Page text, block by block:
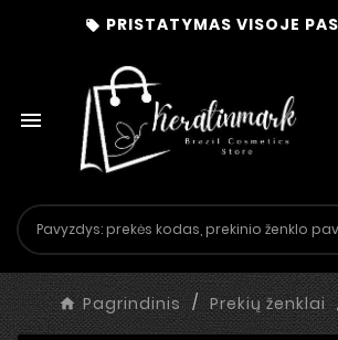
 PRISTATYMAS VISOJE

Pagrindinis Prekių ženklai